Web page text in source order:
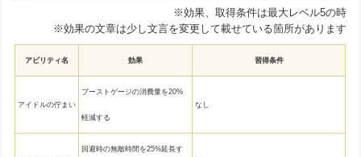
※効果、取得条件は最大レベル5の時
※効果の文章は少し文言を変更して載せている箇所があります
アビリティ名 効果 習得条件
アイドルの佇まい
ブーストゲージの消費量を20%
軽減する
なし
回避時の無敵時間を25%延長す